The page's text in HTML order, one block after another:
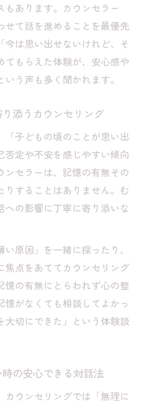
あります。カウンセラー
せて話を進めることを最優先
今は思い出せないけれど、そ
てもらえた体験が、安心感や
う声も多く聞かれます。
添うカウンセリング
「子どもの頃のことが思い出
否定や不安を感じやすい傾向
ンセラーは、記憶の有無その
りすることはありません。む
への影響に丁寧に寄り添いな
原因」を一緒に探ったり、
焦点をあててカウンセリング
憶の有無にとらわれず心の整
がなくても相談してよかっ
大切にできた」という体験談
の安心できる対話法
ウンセリングでは「無理に